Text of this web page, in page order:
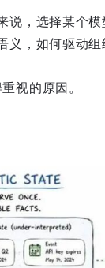
说，选择某个
，如何驱动组
视的原因。